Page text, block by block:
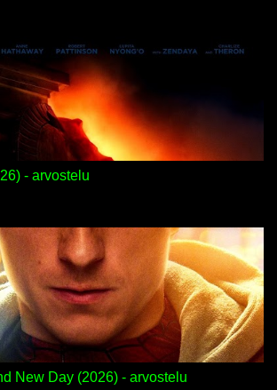
- arvostelu
New Day (2026) - arvostelu